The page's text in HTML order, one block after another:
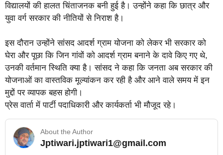
विद्यालयों की हालत चिंताजनक बनी हुई है। उन्होंने कहा कि छात्र और
युवा वर्ग सरकार की नीतियों से निराश है।
इस दौरान उन्होंने सांसद आदर्श ग्राम योजना को लेकर भी सरकार को
घेरा और पूछा कि जिन गांवों को आदर्श ग्राम बनाने के दावे किए गए थे,
उनकी वर्तमान स्थिति क्या है। सांसद ने कहा कि जनता अब सरकार की
योजनाओं का वास्तविक मूल्यांकन कर रही है और आने वाले समय में इन
मुद्दों पर व्यापक बहस होगी।
प्रेस वार्ता में पार्टी पदाधिकारी और कार्यकर्ता भी मौजूद रहे।
About the Author
Jptiwari.jptiwari1@gmail.com… Read More